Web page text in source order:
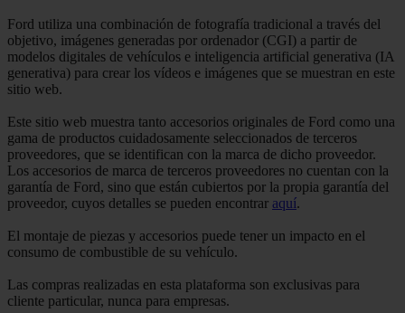
Ford utiliza una combinación de fotografía tradicional a través del
objetivo, imágenes generadas por ordenador (CGI) a partir de
modelos digitales de vehículos e inteligencia artificial generativa (IA
generativa) para crear los vídeos e imágenes que se muestran en este
sitio web.
Este sitio web muestra tanto accesorios originales de Ford como una
gama de productos cuidadosamente seleccionados de terceros
proveedores, que se identifican con la marca de dicho proveedor.
Los accesorios de marca de terceros proveedores no cuentan con la
garantía de Ford, sino que están cubiertos por la propia garantía del
proveedor, cuyos detalles se pueden encontrar aquí.
El montaje de piezas y accesorios puede tener un impacto en el
consumo de combustible de su vehículo.
Las compras realizadas en esta plataforma son exclusivas para
cliente particular, nunca para empresas.